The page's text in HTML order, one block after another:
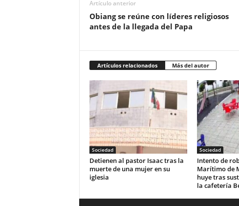
Artículo anterior
Obiang se reúne con líderes religiosos
antes de la llegada del Papa
Artículos relacionados Más del autor
Sociedad
‎Detienen al pastor Isaac tras la
muerte de una mujer en su
iglesia‎
Sociedad
Intento de
Marítimo de
huye tras
la cafetería